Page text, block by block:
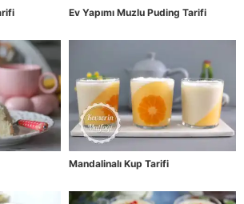
Ev Yapımı Muzlu Puding Tarifi
Mandalinalı Kup Tarifi